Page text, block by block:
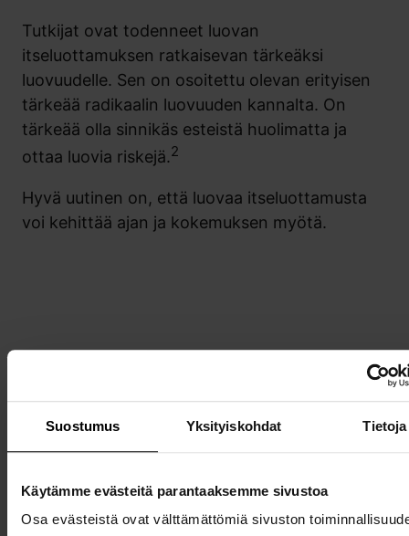
Suostumus Yksityiskohdat Tietoja
Käytämme evästeitä parantaaksemme sivustoa
Osa evästeistä ovat välttämättömiä sivuston
Tutkijat ovat todenneet luovan
itseluottamuksen ratkaisevan tärkeäksi
luovuudelle. Sen on osoitettu olevan erityisen
tärkeää radikaalin luovuuden kannalta. On
tärkeää olla sinnikäs esteistä huolimatta ja
ottaa luovia riskejä.2
Hyvä uutinen on, että luovaa itseluottamusta
voi kehittää ajan ja kokemuksen myötä.